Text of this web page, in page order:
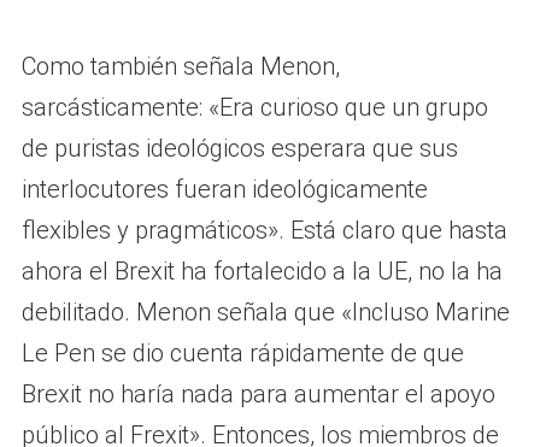
Como también señala Menon,
sarcásticamente: «Era curioso que un grupo
de puristas ideológicos esperara que sus
interlocutores fueran ideológicamente
flexibles y pragmáticos». Está claro que hasta
ahora el Brexit ha fortalecido a la UE, no la ha
debilitado. Menon señala que «Incluso Marine
Le Pen se dio cuenta rápidamente de que
Brexit no haría nada para aumentar el apoyo
público al Frexit». Entonces, los miembros de